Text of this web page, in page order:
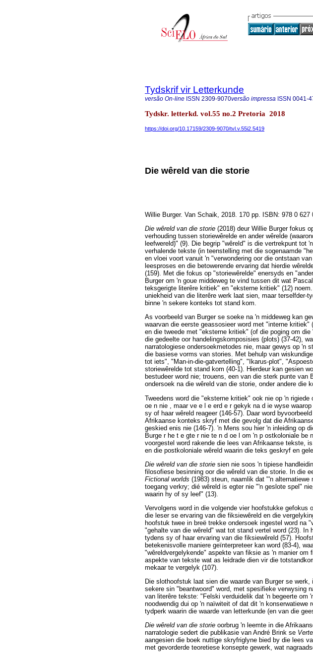
Tydskrif vir Letterkunde
versão On-line ISSN 2309-9070versão impressa ISSN 0041-
Tydskr. letterkd. vol.55 no.2 Pretoria 2018
https://doi.org/10.17159/2309-9070/tvl.v.55i2.5419
Die wêreld van die storie
Willie Burger. Van Schaik, 2018. 170 pp. ISBN: 978 0 627
Die wêreld van die storie (2018) deur Willie Burger fokus
verhouding tussen storiewêrelde en ander wêrelde
leefwereld)" (9). Die begrip "wêreld" is die vertrekpunt tot
verhalende tekste (in teenstelling met die sogenaamde
en vloei voort vanuit 'n "verwondering oor die ontstaan
leesproses en die betowerende ervaring dat hierdie
(159). Met die fokus op "storiewêrelde" enersyds en
Burger om 'n goue middeweg te vind tussen dit wat
teksgerigte literêre kritiek" en "eksterne kritiek" (12)
uniekheid van die literêre werk laat sien, maar terselfder-
binne 'n sekere konteks tot stand kom.
As voorbeeld van Burger se soeke na 'n middeweg kan
waarvan die eerste geassosieer word met "interne
en die tweede met "eksterne kritiek" (of die poging om
die gedeelte oor handelingskomposisies (plots) (37-42),
narratologiese ondersoekmetodes nie, maar gewys op 'n
die basiese vorms van stories. Met behulp van
tot iets", "Man-in-die-gatvertelling", "Ikarus-plot",
storiewêrelde tot stand kom (40-1). Hierdeur kan gesien
bestudeer word nie; trouens, een van die sterk punte
ondersoek na die wêreld van die storie, onder andere die
Tweedens word die "eksterne kritiek" ook nie op 'n
oe n nie , maar ve e l e erd e r gekyk na d ie wyse
sy of haar wêreld reageer (146-57). Daar word
Afrikaanse konteks skryf met die gevolg dat die
geskied enis nie (146-7). 'n Mens sou hier 'n inleiding op
Burge r he t e gte r nie te n d oe l om 'n p ostkoloniale
voorgestel word rakende die lees van Afrikaanse tekste,
en die postkoloniale wêreld waarin die teks geskryf en
Die wêreld van die storie sien nie soos 'n tipiese
filosofiese besinning oor die wêreld van die storie. In die
Fictional worlds (1983) steun, naamlik dat "'n
toegang verkry; dié wêreld is egter nie "'n geslote spel"
waarin hy of sy leef" (13).
Vervolgens word in die volgende vier hoofstukke gefokus
die leser se ervaring van die fiksiewêreld en die
hoofstuk twee in breë trekke ondersoek ingestel word na
"gehalte van die wêreld" wat tot stand vertel word (23).
tydens sy of haar ervaring van die fiksiewêreld (57).
betekenisvolle maniere geïnterpreteer kan word (83-4),
"wêreldvergelykende" aspekte van fiksie as 'n manier om
aspekte van tekste wat as leidrade dien vir die
mekaar te vergelyk (107).
Die slothoofstuk laat sien die waarde van Burger se
sekere sin "beantwoord" word, met spesifieke verwysing
van literêre tekste: "Felski verduidelik dat 'n begeerte om
noodwendig dui op 'n naïwiteit of dat dit 'n
tydperk waarin die waarde van letterkunde (en van die
Die wêreld van die storie oorbrug 'n leemte in die
narratologie sedert die publikasie van André Brink se
aangesien die boek nuttige skryfriglyne bied by die lees
met gevorderde teoretiese konsepte gewerk, wat